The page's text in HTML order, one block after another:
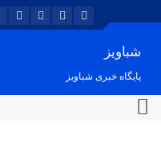
شباویز
پایگاه خبری شباویز